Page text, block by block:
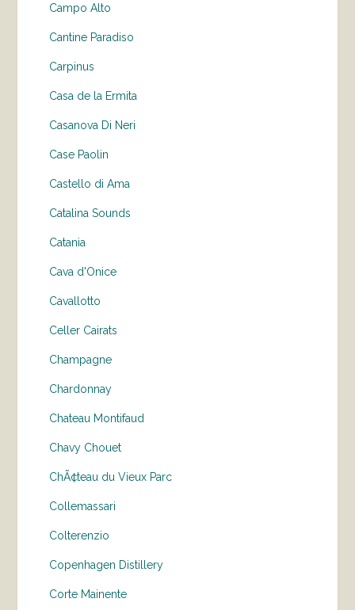
Campo Alto
Cantine Paradiso
Carpinus
Casa de la Ermita
Casanova Di Neri
Case Paolin
Castello di Ama
Catalina Sounds
Catania
Cava d'Onice
Cavallotto
Celler Cairats
Champagne
Chardonnay
Chateau Montifaud
Chavy Chouet
ChÃ¢teau du Vieux Parc
Collemassari
Colterenzio
Copenhagen Distillery
Corte Mainente